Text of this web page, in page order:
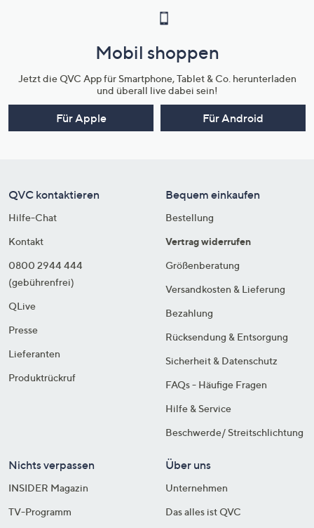
Mobil shoppen
Jetzt die QVC App für Smartphone, Tablet & Co. herunterladen
und überall live dabei sein!
Für Apple Für Android
QVC kontaktieren
Hilfe-Chat
Kontakt
0800 2944 444
(gebührenfrei)
QLive
Presse
Lieferanten
Produktrückruf
Bequem einkaufen
Bestellung
Vertrag widerrufen
Größenberatung
Versandkosten & Lieferung
Bezahlung
Rücksendung & Entsorgung
Sicherheit & Datenschutz
FAQs - Häufige Fragen
Hilfe & Service
Beschwerde/ Streitschlichtung
Nichts verpassen
INSIDER Magazin
TV-Programm
Über uns
Unternehmen
Das alles ist QVC